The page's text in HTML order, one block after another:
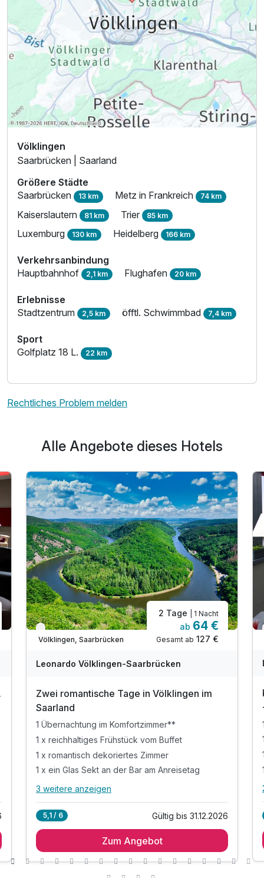
Völklingen
Saarbrücken | Saarland
Größere Städte
Saarbrücken 13 km Metz in Frankreich 74 km
Kaiserslautern 81 km Trier 85 km
Luxemburg 130 km Heidelberg 166 km
Verkehrsanbindung
Hauptbahnhof 2,1 km Flughafen 20 km
Erlebnisse
Stadtzentrum 2,5 km öfftl. Schwimmbad 7,4 km
Sport
Golfplatz 18 L. 22 km
Rechtliches Problem melden
Alle Angebote dieses Hotels
Verfügbar bis Dezember
Völklingen, Saarbrücken
2 Tage | 1 Nacht
ab 64 €
Gesamt ab 127 €
Leonardo Völklingen-Saarbrücken
Zwei romantische Tage in Völklingen im
Saarland
1 Übernachtung im Komfortzimmer**
1 x reichhaltiges Frühstück vom Buffet
1 x romantisch dekoriertes Zimmer
1 x ein Glas Sekt an der Bar am Anreisetag
Alle Inklusivleistungen
1 x reichhaltiges Frühstück vom Buffet
1 x romantisch dekoriertes Zimmer
3 weitere anzeigen
5,1 / 6 Gültig bis 31.12.2026
Zum Angebot